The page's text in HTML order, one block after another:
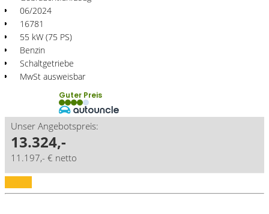
06/2024
16781
55 kW (75 PS)
Benzin
Schaltgetriebe
MwSt ausweisbar
Guter Preis
Unser Angebotspreis:
13.324,-
11.197,- € netto